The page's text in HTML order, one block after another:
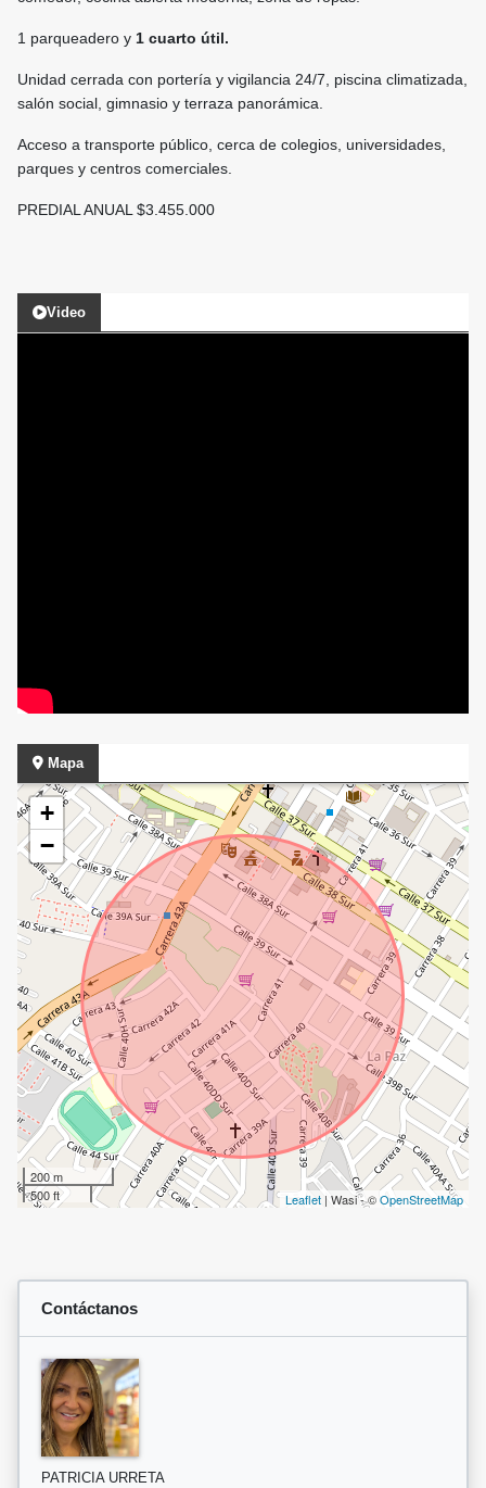
1 parqueadero y 1 cuarto útil.
Unidad cerrada con portería y vigilancia 24/7, piscina climatizada,
salón social, gimnasio y terraza panorámica.
Acceso a transporte público, cerca de colegios, universidades,
parques y centros comerciales.
PREDIAL ANUAL $3.455.000
Video
Mapa
+
−
200 m
500 ft
Leaflet | Wasi - ©OpenStreetMap
Contáctanos
PATRICIA URRETA